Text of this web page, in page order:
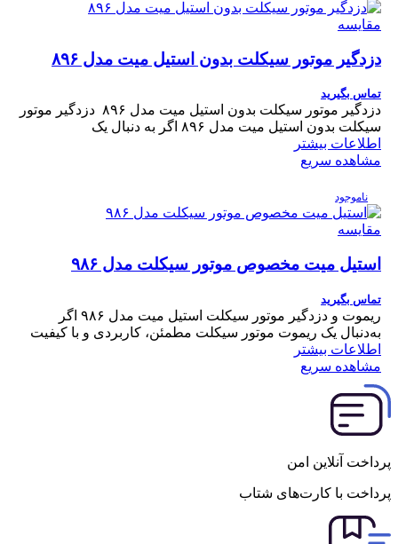
مقایسه
دزدگیر موتور سیکلت بدون استیل میت مدل ۸۹۶
تماس بگیرید
دزدگیر موتور سیکلت بدون استیل میت مدل ۸۹۶ دزدگیر موتور
سیکلت بدون استیل میت مدل ۸۹۶ اگر به دنبال یک
اطلاعات بیشتر
مشاهده سریع
ناموجود
مقایسه
استیل میت مخصوص موتور سیکلت مدل ۹۸۶
تماس بگیرید
ریموت و دزدگیر موتور سیکلت استیل میت مدل ۹۸۶ اگر
به‌دنبال یک ریموت موتور سیکلت مطمئن، کاربردی و با کیفیت
اطلاعات بیشتر
مشاهده سریع
پرداخت آنلاین امن
پرداخت با کارت‌های شتاب